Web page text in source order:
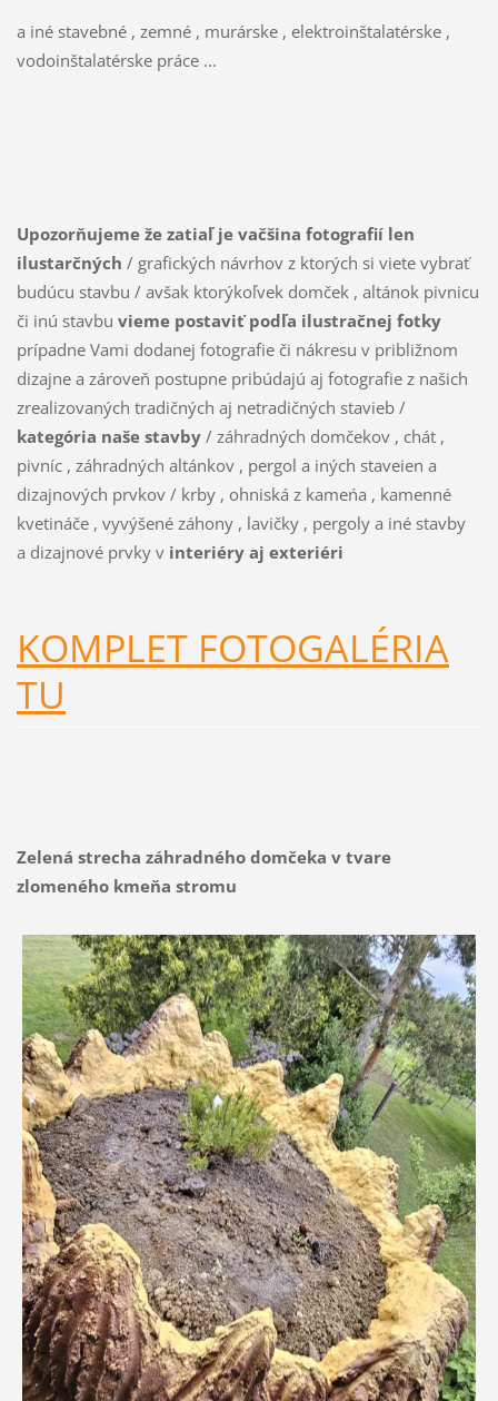
a iné stavebné , zemné , murárske , elektroinštalatérske ,
vodoinštalatérske práce ...
Upozorňujeme že zatiaľ je vačšina fotografií len
ilustarčných / grafických návrhov z ktorých si viete vybrať
budúcu stavbu / avšak ktorýkoľvek domček , altánok pivnicu
či inú stavbu vieme postaviť podľa ilustračnej fotky
prípadne Vami dodanej fotografie či nákresu v približnom
dizajne a zároveň postupne pribúdajú aj fotografie z našich
zrealizovaných tradičných aj netradičných stavieb /
kategória naše stavby/ záhradných domčekov , chát ,
pivníc , záhradných altánkov , pergol a iných staveien a
dizajnových prvkov / krby , ohniská z kameńa , kamenné
kvetináče , vyvýšené záhony , lavičky , pergoly a iné stavby
a dizajnové prvky vinteriéry aj exteriéri
KOMPLET FOTOGALÉRIA
TU
Zelená strecha záhradného domčeka v tvare
zlomeného kmeňa stromu